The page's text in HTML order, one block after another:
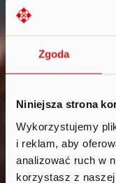
Zgoda
Niniejsza strona
Wykorzystujemy
i reklam, aby
analizować ruch w
korzystasz z